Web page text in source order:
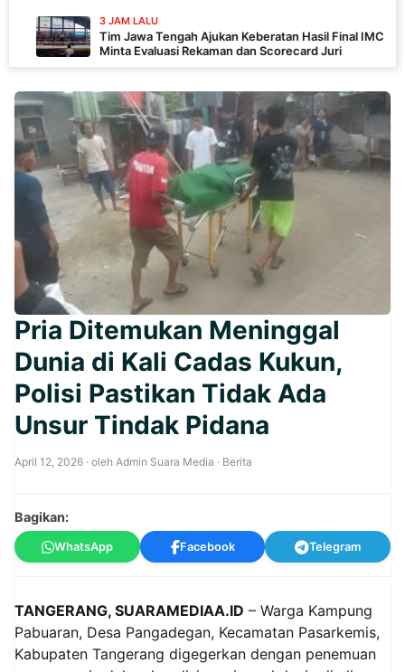
3 JAM LALU
Tim Jawa Tengah Ajukan Keberatan Hasil Final IMC 2026,
Minta Evaluasi Rekaman dan Scorecard Juri
Pria Ditemukan Meninggal
Dunia di Kali Cadas Kukun,
Polisi Pastikan Tidak Ada
Unsur Tindak Pidana
April 12, 2026 · oleh Admin Suara Media · Berita
Bagikan:
WhatsApp Facebook Telegram
TANGERANG, SUARAMEDIAA.ID – Warga Kampung
Pabuaran, Desa Pangadegan, Kecamatan Pasarkemis,
Kabupaten Tangerang digegerkan dengan penemuan